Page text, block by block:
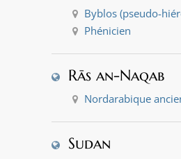
Byblos (pseudo-
Phénicien
Rās an-Naqab
Nordarabique
Sudan